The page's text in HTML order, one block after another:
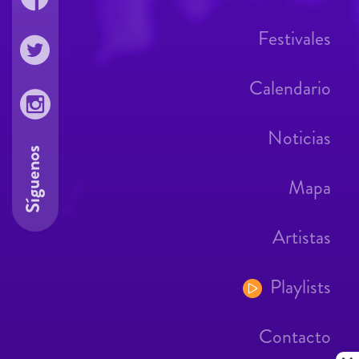
Festivales
Calendario
Noticias
Mapa
Artistas
Playlists
Contacto
Síguenos